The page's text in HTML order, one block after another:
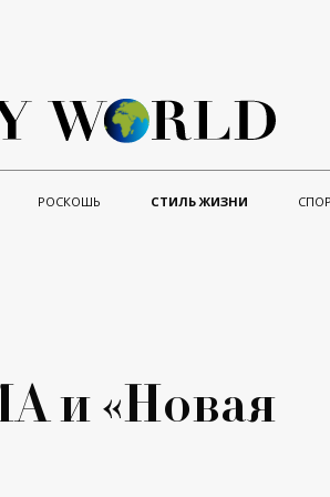
РОСКОШЬ СТИЛЬ ЖИЗНИ
и «Новая